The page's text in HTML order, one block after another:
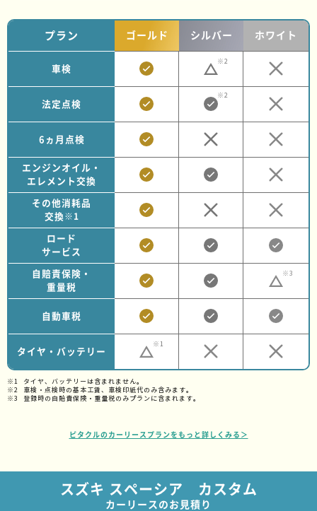
プラン ゴールド シルバー ホワイト
車検
※2
法定点検
※2
6ヵ月点検
エンジンオイル・
エレメント交換
その他消耗品
交換※1
ロード
サービス
自賠責保険・
重量税
※3
自動車税
タイヤ・バッテリー
※1
タイヤ、バッテリーは含まれません。
車検・点検時の基本工賃、車検印紙代のみ含みます。
登録時の自賠責保険・重量税のみプランに含まれます。
ピタクルのカーリースプランをもっと詳しくみる＞
スズキ スペーシア カスタム
カーリースのお見積り